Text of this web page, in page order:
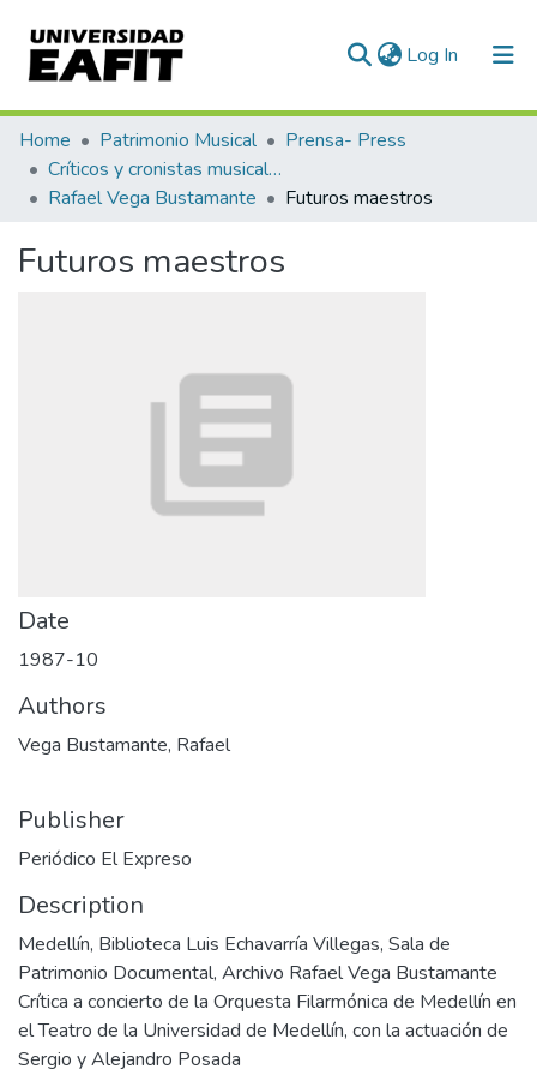
Log In (current)
Communities & Collections
All of DSpace
Home Patrimonio Musical
Prensa- Press
Críticos y cronistas musicales
Rafael Vega Bustamante
Futuros maestros
Futuros maestros
Date
1987-10
Authors
Vega Bustamante, Rafael
Publisher
Periódico El Expreso
Description
Medellín, Biblioteca Luis Echavarría Villegas, Sala de
Patrimonio Documental, Archivo Rafael Vega Bustamante
Crítica a concierto de la Orquesta Filarmónica de Medellín en
el Teatro de la Universidad de Medellín, con la actuación de
Sergio y Alejandro Posada